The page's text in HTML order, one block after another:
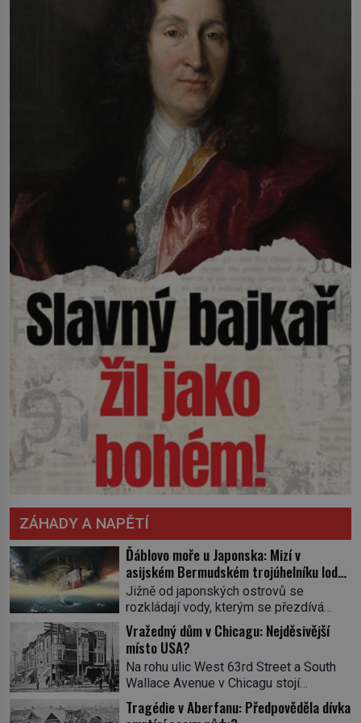
ZÁHADY A NAPĚTÍ
Ďáblovo moře u Japonska: Mizí v
asijském Bermudském trojúhelníku lodě
ve spárech neznámé síly?
Jižně od japonských ostrovů se
rozkládají vody, kterým se přezdívá
Ďáblovo moře. Vypráví se o lodích
mizejících beze stopy, podivných
světlech, zrádných proudech i mořských
dracích, kteří měli tyto končiny střežit už
v dávných legendách. Je tichomořský
Dračí trojúhelník skutečně prokletým
Vražedný dům v Chicagu: Nejděsivější
místo USA?
Na rohu ulic West 63rd Street a South
Wallace Avenue v Chicagu stojí
nenápadná pošta. Nemá žádný speciální
nápis ani pamětní desku. A přesto prý
Tragédie v Aberfanu: Předpověděla dívka